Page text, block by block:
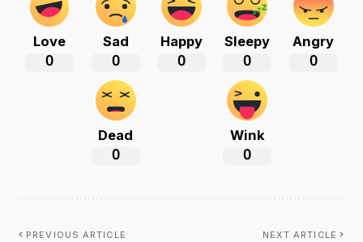
Love
0
Sad
0
Happy
0
Sleepy
0
Angry
0
Dead
0
Wink
0
PREVIOUS ARTICLE NEXT ARTICLE